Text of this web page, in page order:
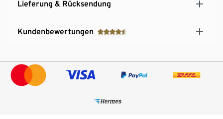
Lieferung & Rücksendung
Kundenbewertungen